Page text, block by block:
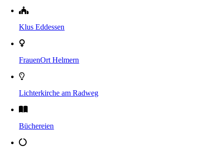
Klus Eddessen
FrauenOrt Helmern
Lichterkirche am Radweg
Büchereien